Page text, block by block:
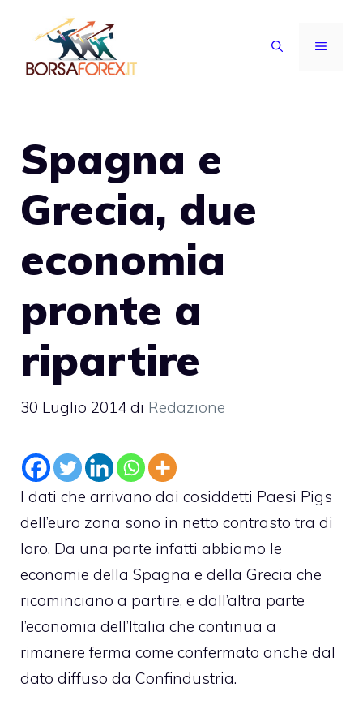
contenuto
MENU
Spagna e
Grecia, due
economia
pronte a
ripartire
30 Luglio 2014 di Redazione
I dati che arrivano dai cosiddetti Paesi Pigs
dell’euro zona sono in netto contrasto tra di
loro. Da una parte infatti abbiamo le
economie della Spagna e della Grecia che
ricominciano a partire, e dall’altra parte
l’economia dell’Italia che continua a
rimanere ferma come confermato anche dal
dato diffuso da Confindustria.